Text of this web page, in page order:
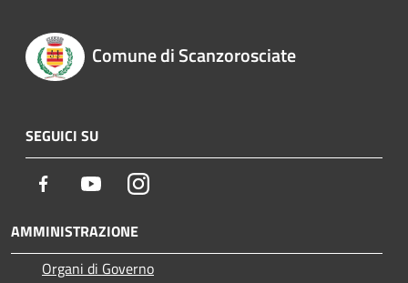
Comune di Scanzorosciate
SEGUICI SU
Facebook YoutubeInstagram
AMMINISTRAZIONE
Organi di Governo